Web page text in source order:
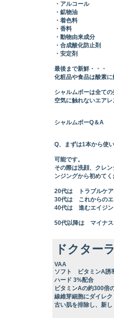
・アルコール
・鉱物油
・着色料
・香料
・動物由来成分
・合成酸化防止剤
・安定剤
最後まで新鮮・・・
化粧品や食品は酸素に
シャルムボーは全ての
空気に触れないエアレ
シャルムボーQ＆A
Q、まずは1本から使
可能です。
その際は洗顔、クレ
ンジングから初めてく
20代は トラブルケア
30代は これからのエ
40代は 進むエイジン
50代以降は マイナス
ドクター
VAA
ソフト ビタミンA誘
ハード 3%配合
ビタミンAの約300倍
線維芽細胞にダイレク
古い肌を排除し、新し